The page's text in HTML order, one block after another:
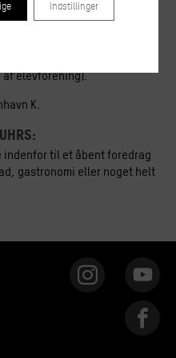
Klokken 19.00.
af elevforening).
K.
til et åbent foredrag
gastronomi eller noget helt
Indstillinger